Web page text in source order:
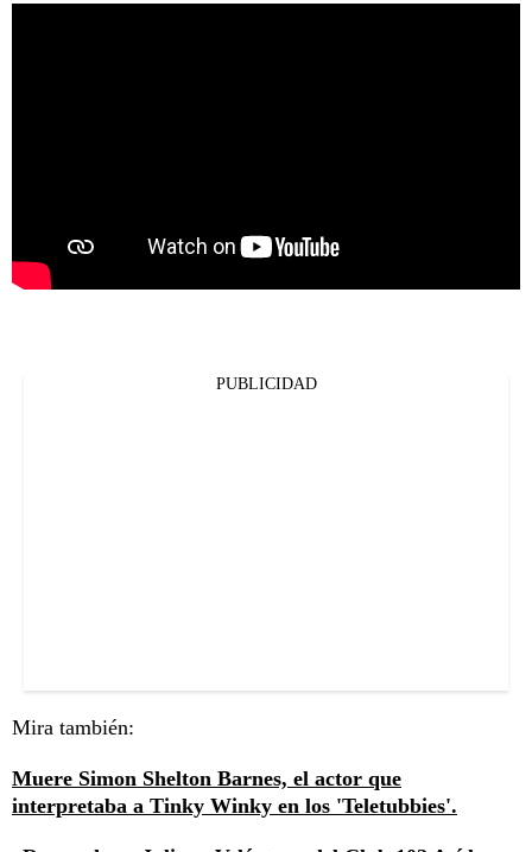
PUBLICIDAD
Mira también:
Muere Simon Shelton Barnes, el actor que
interpretaba a Tinky Winky en los 'Teletubbies'.